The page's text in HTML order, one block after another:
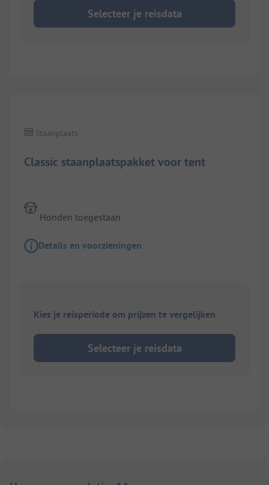
Selecteer je reisdata
Classic staanplaatspakket voor tent
Staanplaats
Honden toegestaan
Details en voorzieningen
Kies je reisperiode om prijzen te vergelijken
Selecteer je reisdata